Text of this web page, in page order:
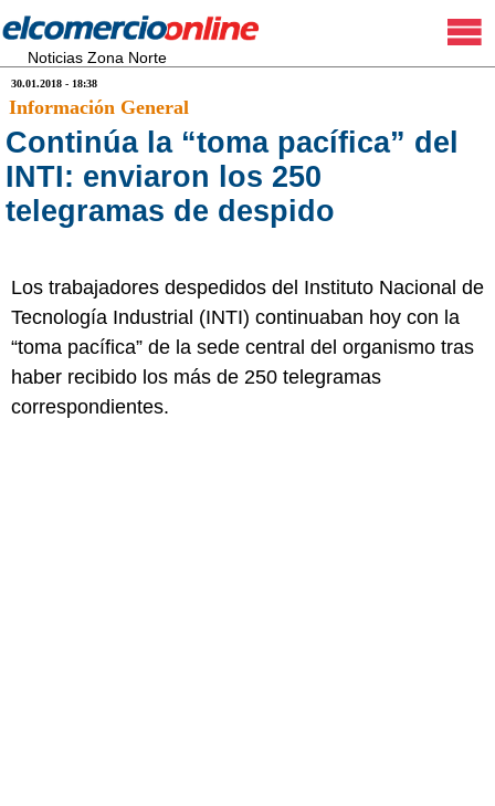
Noticias Zona Norte
30.01.2018 - 18:38
Información General
Continúa la “toma pacífica” del
INTI: enviaron los 250
telegramas de despido
Los trabajadores despedidos del Instituto Nacional de
Tecnología Industrial (INTI) continuaban hoy con la
“toma pacífica” de la sede central del organismo tras
haber recibido los más de 250 telegramas
correspondientes.